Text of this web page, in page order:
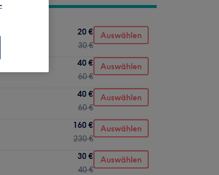
20 €
30 €
Auswählen
40 €
60 €
Auswählen
40 €
60 €
Auswählen
160 €
230 €
Auswählen
30 €
40 €
Auswählen